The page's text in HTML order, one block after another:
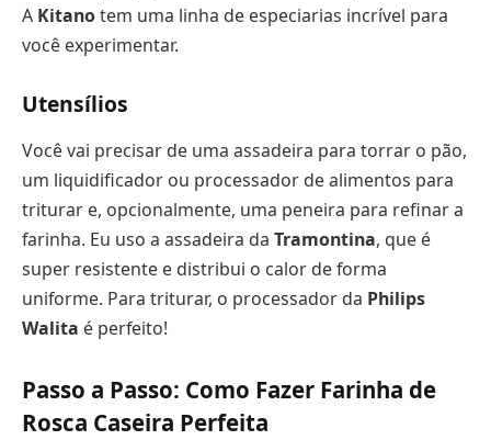
A Kitanotem uma linha de especiarias incrível para
você experimentar.
Utensílios
Você vai precisar de uma assadeira para torrar o pão,
um liquidificador ou processador de alimentos para
triturar e, opcionalmente, uma peneira para refinar a
farinha. Eu uso a assadeira da Tramontina, que é
super resistente e distribui o calor de forma
uniforme. Para triturar, o processador da Philips
Walita é perfeito!
Passo a Passo: Como Fazer Farinha de
Rosca Caseira Perfeita